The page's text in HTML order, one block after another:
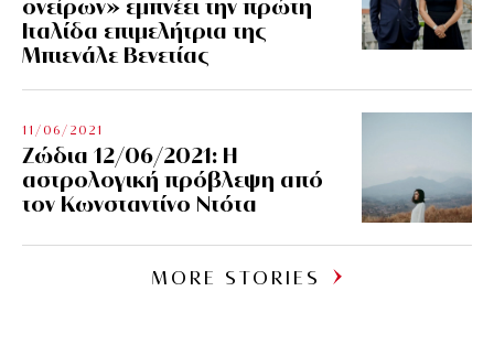
ονείρων» εμπνέει την πρώτη
Ιταλίδα επιμελήτρια της
Μπιενάλε Βενετίας
11/06/2021
Ζώδια 12/06/2021: Η
αστρολογική πρόβλεψη από
τον Κωνσταντίνο Ντότα
MORE STORIES